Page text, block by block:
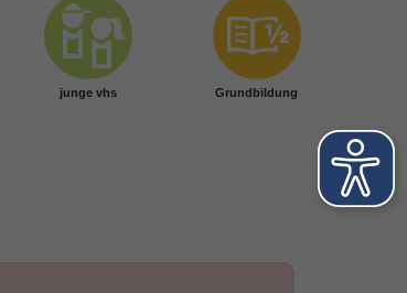
junge vhs Grundbildung